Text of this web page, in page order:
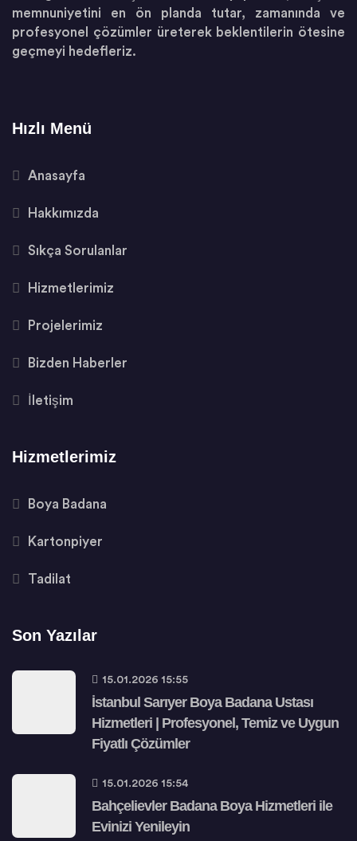
memnuniyetini en ön planda tutar, zamanında ve
profesyonel çözümler üreterek beklentilerin ötesine
geçmeyi hedefleriz.
Hızlı Menü
Anasayfa
Hakkımızda
Sıkça Sorulanlar
Hizmetlerimiz
Projelerimiz
Bizden Haberler
İletişim
Hizmetlerimiz
Boya Badana
Kartonpiyer
Tadilat
Son Yazılar
15.01.2026 15:55
İstanbul Sarıyer Boya Badana Ustası
Hizmetleri | Profesyonel, Temiz ve Uygun
Fiyatlı Çözümler
15.01.2026 15:54
Bahçelievler Badana Boya Hizmetleri ile
Evinizi Yenileyin